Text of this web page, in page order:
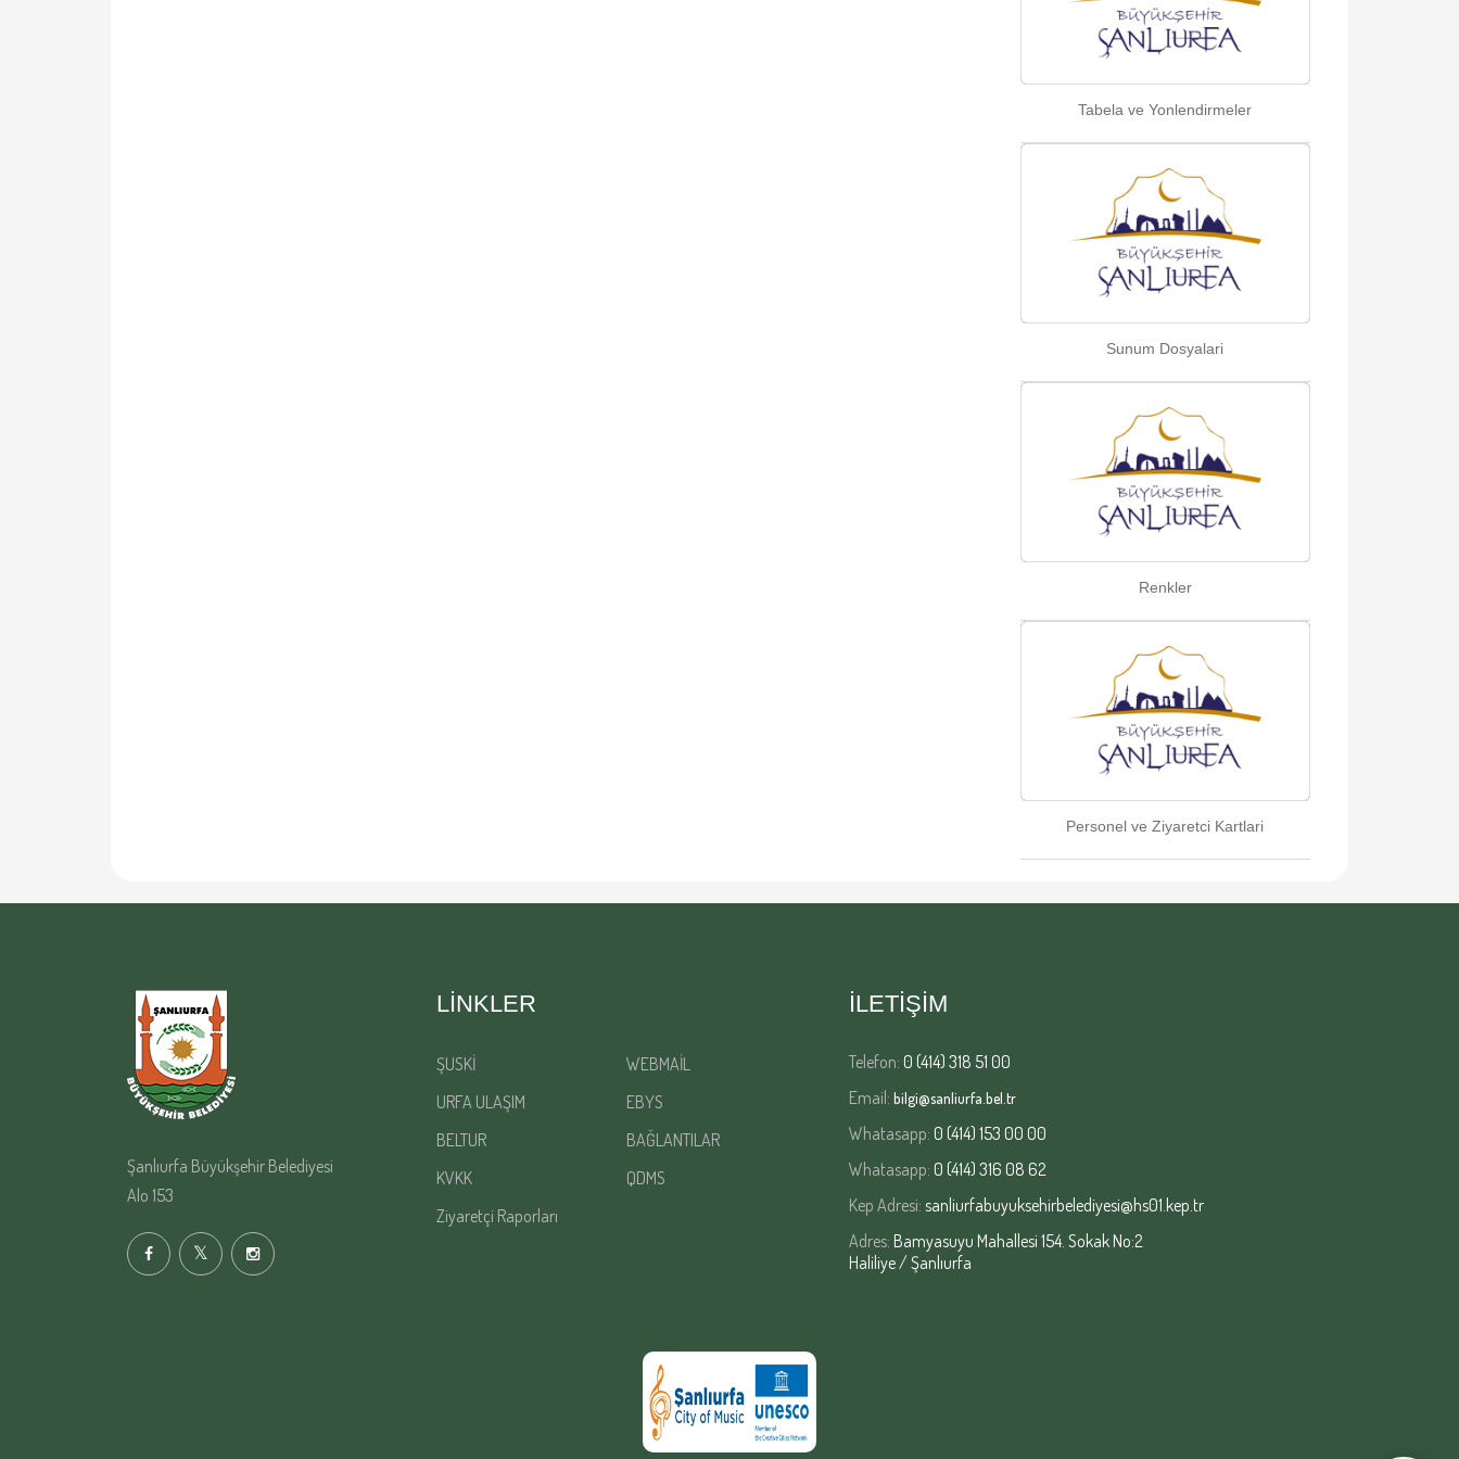
Tabela ve Yonlendirmeler
Sunum Dosyalari
Renkler
Personel ve Ziyaretci Kartlari
Şanlıurfa Büyükşehir Belediyesi
Alo 153
LINKLER
ŞUSKİ
WEBMAİL
URFA ULAŞIM
EBYS
BELTUR
BAĞLANTILAR
KVKK
QDMS
Ziyaretçi Raporları
İLETİŞİM
Telefon: 0 (414) 318 51 00
Email: bilgi@sanliurfa.bel.tr
Whatasapp: 0 (414) 153 00 00
Whatasapp: 0 (414) 316 08 62
Kep Adresi: sanliurfabuyuksehirbelediyesi@hs01.kep.tr
Adres: Bamyasuyu Mahallesi 154. Sokak No:2
Haliliye / Şanlıurfa